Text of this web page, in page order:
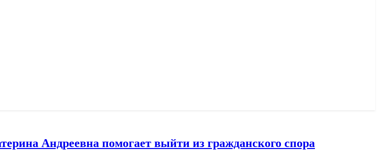
Андреевна помогает выйти из гражданского спора